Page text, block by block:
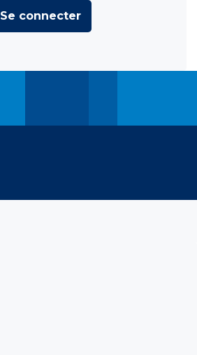
Se connecter